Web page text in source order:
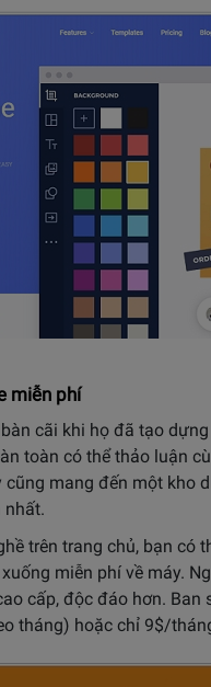
miễn phí
cãi khi họ đã tạo
toàn có thể thảo luận
mang đến một kho
nhất.
trên trang chủ, bạn có
miễn phí về máy.
cấp, độc đáo hơn. Ban
tháng) hoặc chỉ 9$/